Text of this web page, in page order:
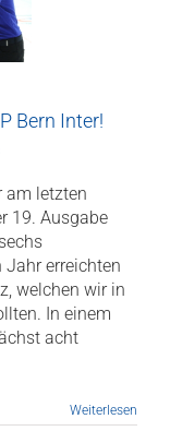
Bern Inter!
am letzten
19. Ausgabe
Jahr erreichten
welchen wir in
In einem
acht
Weiterlesen